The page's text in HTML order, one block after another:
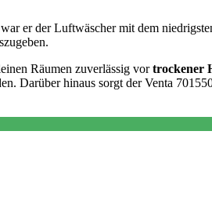
er der Luftwäscher mit dem
Räumen zuverlässig vortrockener
Darüber hinaus sorgt der Venta